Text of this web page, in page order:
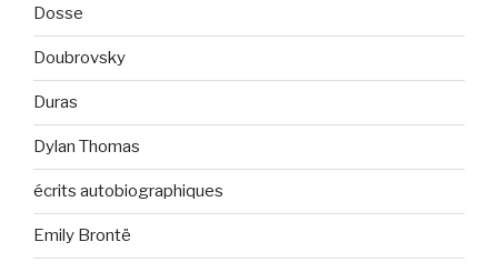
Dosse
Doubrovsky
Duras
Dylan Thomas
écrits autobiographiques
Emily Brontë